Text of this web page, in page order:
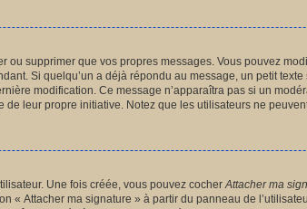
ou supprimer que vos propres messages. Vous pouvez
Si quelqu’un a déjà répondu au message, un petit
modification. Ce message n’apparaîtra pas si un
leur propre initiative. Notez que les utilisateurs ne
Une fois créée, vous pouvez cocher Attacher ma
« Attacher ma signature » à partir du panneau de